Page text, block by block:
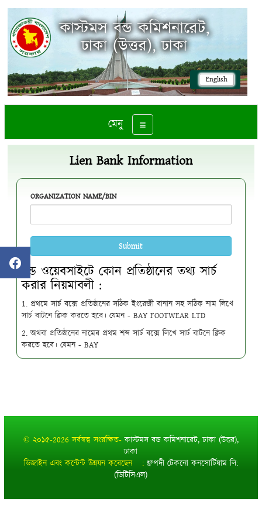
English
কাস্টমস বন্ড কমিশনারেট,
ঢাকা (উত্তর), ঢাকা
Toggle navigation
মেনু
Lien Bank Information
ORGANIZATION NAME/BIN
Submit
বন্ড ওয়েবসাইটে কোন প্রতিষ্ঠানের তথ্য সার্চ
করার নিয়মাবলী :
1. প্রথমে সার্চ বক্সে প্রতিষ্ঠানের সঠিক ইংরেজী বানান সহ সঠিক নাম লিখে
সার্চ বাটনে ক্লিক করতে হবে। যেমন - BAY FOOTWEAR LTD
2. অথবা প্রতিষ্ঠানের নামের প্রথম শব্দ সার্চ বক্সে লিখে সার্চ বাটনে ক্লিক
করতে হবে। যেমন - BAY
© ২০১৫-2026 সর্বস্বত্ব সংরক্ষিত-কাস্টমস বন্ড কমিশনারেট, ঢাকা (উত্তর),
ঢাকা
ডিজাইন এবং কন্টেন্ট উন্নয়ন করেছেন : ধ্রুপদী টেকনো কনসোর্টিয়াম লি:
(ডিটিসিএল)